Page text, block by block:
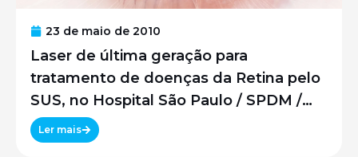
23 de maio de 2010
Laser de última geração para
tratamento de doenças da Retina pelo
SUS, no Hospital São Paulo / SPDM /
UNIFESP
Ler mais